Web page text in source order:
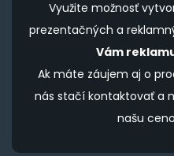
Využite možnosť
prezentačných a
Vám
Ak máte záujem aj o
nás stačí kontaktovať a
našu